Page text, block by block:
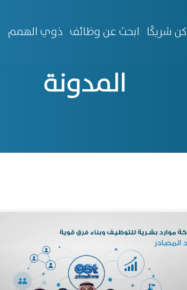
كن شريكًا ابحث عن وظائف ذوي الهمم
المدونة